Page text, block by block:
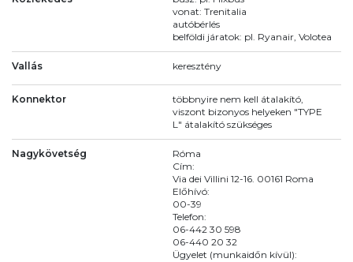
vonat: Trenitalia
autóbérlés
belföldi járatok: pl. Ryanair, Volotea
Vallás keresztény
Konnektor
többnyire nem kell átalakító,
viszont bizonyos helyeken "TYPE
L" átalakító szükséges
Nagykövetség
Róma
Cím:
Via dei Villini 12-16. 00161 Roma
Előhívó:
00-39
Telefon:
06-442 30 598
06-440 20 32
Ügyelet (munkaidőn kívül):